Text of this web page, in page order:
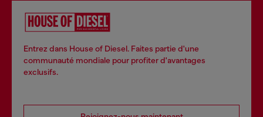
Entrez dans House of Diesel. Faites partie d'une
communauté mondiale pour profiter d'avantages
exclusifs.